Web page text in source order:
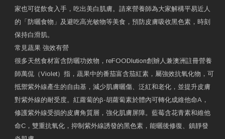
家也可從飲食入手，吃出美白肌膚。請來營養師為大家解構平易近人
的「防曬食物」及避吃高光敏物等美食，預防皮膚吸收黑色素，時刻
保持白滑肌。
常見蔬果 強效有營
很多天然食材富含防曬功效物，reFOODlution創辧人兼澳洲註冊營養
師萬侃（Violet）指，蔬果中的番茄富含茄紅素，屬強效抗氧化物，可
抵禦紫外線產生的自由基，減少肌膚曬傷、泛紅和老化，並提升皮膚
對紫外線的耐受度。紅蘿蔔的β-胡蘿蔔素於體內可轉化成維他命A，
修護紫外線受損的皮膚角質層，強化肌膚屏障。藍莓含花青素和維他
命C，雙重抗氧化，抑制紫外線誘發的黑色素，能曬後修復、鎮靜發